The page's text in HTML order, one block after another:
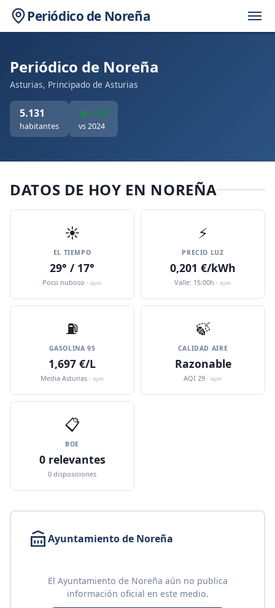
Periódico de Noreña
Periódico de Noreña
Asturias, Principado de Asturias
5.131
habitantes
▲ +29
vs 2024
DATOS DE HOY EN NOREÑA
☀️
EL TIEMPO
29° / 17°
Poco nuboso · ayer
⚡
PRECIO LUZ
0,201 €/kWh
Valle: 15:00h · ayer
⛽️
GASOLINA 95
1,697 €/L
Media Asturias · ayer
🍃
CALIDAD AIRE
Razonable
AQI 29 · ayer
📋
BOE
0 relevantes
0 disposiciones
Ayuntamiento de Noreña
El Ayuntamiento de Noreña aún no publica
información oficial en este medio.